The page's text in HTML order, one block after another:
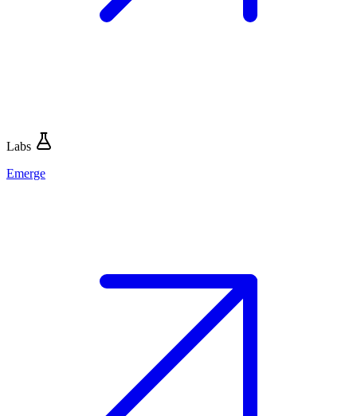
Labs
Emerge